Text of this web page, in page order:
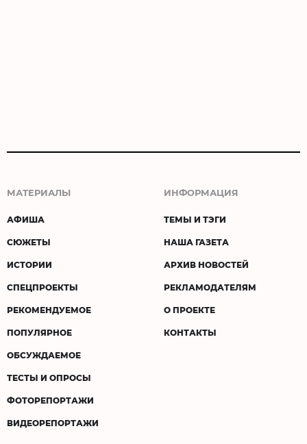
МАТЕРИАЛЫ
АФИША
СЮЖЕТЫ
ИСТОРИИ
СПЕЦПРОЕКТЫ
РЕКОМЕНДУЕМОЕ
ПОПУЛЯРНОЕ
ОБСУЖДАЕМОЕ
ТЕСТЫ И ОПРОСЫ
ФОТОРЕПОРТАЖИ
ВИДЕОРЕПОРТАЖИ
ИНФОРМАЦИЯ
ТЕМЫ И ТЭГИ
НАША ГАЗЕТА
АРХИВ НОВОСТЕЙ
РЕКЛАМОДАТЕЛЯМ
О ПРОЕКТЕ
КОНТАКТЫ